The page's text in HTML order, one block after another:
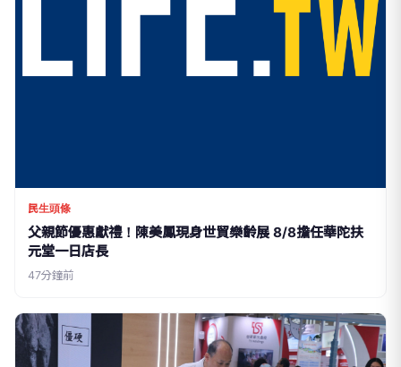
民生頭條
父親節優惠獻禮！陳美鳳現身世貿樂齡展 8/8擔任華陀扶
元堂一日店長
47分鐘前